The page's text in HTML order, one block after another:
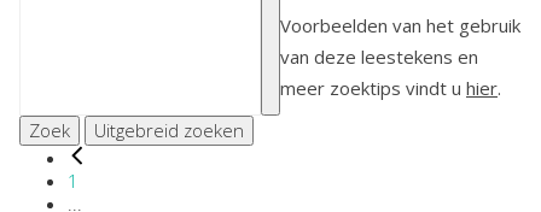
Voorbeelden van het gebruik
van deze leestekens en
meer zoektips vindt u hier.
Zoek
Uitgebreid zoeken
1